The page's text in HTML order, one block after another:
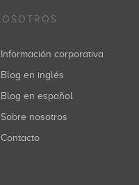
Información corporativa
Blog en inglés
Blog en español
Sobre nosotros
Contacto